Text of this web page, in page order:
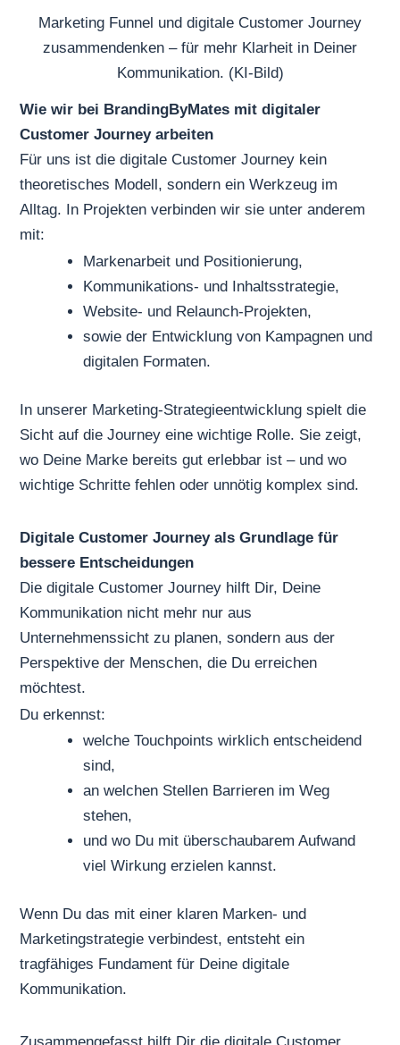
Marketing Funnel und digitale Customer Journey
zusammendenken – für mehr Klarheit in Deiner
Kommunikation. (KI-Bild)
Wie wir bei BrandingByMates mit digitaler
Customer Journey arbeiten
Für uns ist die digitale Customer Journey kein
theoretisches Modell, sondern ein Werkzeug im
Alltag. In Projekten verbinden wir sie unter anderem
mit:
Markenarbeit und Positionierung,
Kommunikations- und Inhaltsstrategie,
Website- und Relaunch-Projekten,
sowie der Entwicklung von Kampagnen und
digitalen Formaten.
In unserer Marketing-Strategieentwicklung spielt die
Sicht auf die Journey eine wichtige Rolle. Sie zeigt,
wo Deine Marke bereits gut erlebbar ist – und wo
wichtige Schritte fehlen oder unnötig komplex sind.
Digitale Customer Journey als Grundlage für
bessere Entscheidungen
Die digitale Customer Journey hilft Dir, Deine
Kommunikation nicht mehr nur aus
Unternehmenssicht zu planen, sondern aus der
Perspektive der Menschen, die Du erreichen
möchtest.
Du erkennst:
welche Touchpoints wirklich entscheidend
sind,
an welchen Stellen Barrieren im Weg
stehen,
und wo Du mit überschaubarem Aufwand
viel Wirkung erzielen kannst.
Wenn Du das mit einer klaren Marken- und
Marketingstrategie verbindest, entsteht ein
tragfähiges Fundament für Deine digitale
Kommunikation.